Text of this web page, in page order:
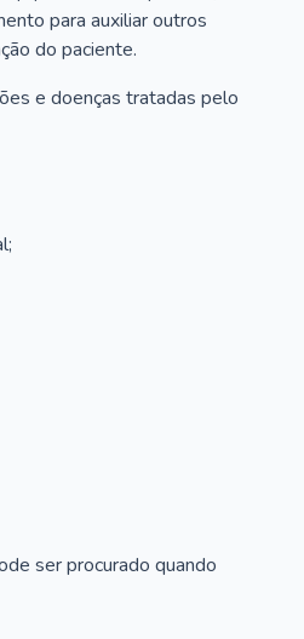
para auxiliar outros
do paciente.
e doenças tratadas pelo
ser procurado quando